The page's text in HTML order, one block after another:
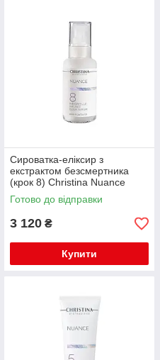
Сироватка-еліксир з
екстрактом безсмертника
(крок 8) Christina Nuance
Immortelle-Infused Elixir
Serum 100 мл
Готово до відправки
3 120 ₴
Купити